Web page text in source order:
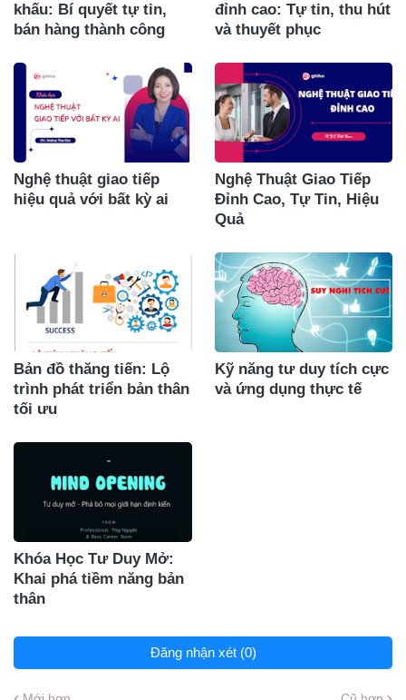
khấu: Bí quyết tự tin,
bán hàng thành công
đỉnh cao: Tự tin, thu hút
và thuyết phục
Nghệ thuật giao tiếp
hiệu quả với bất kỳ ai
Nghệ Thuật Giao Tiếp
Đỉnh Cao, Tự Tin, Hiệu
Quả
Bản đồ thăng tiến: Lộ
trình phát triển bản thân
tối ưu
Kỹ năng tư duy tích cực
và ứng dụng thực tế
Khóa Học Tư Duy Mở:
Khai phá tiềm năng bản
thân
Đăng nhận xét (0)